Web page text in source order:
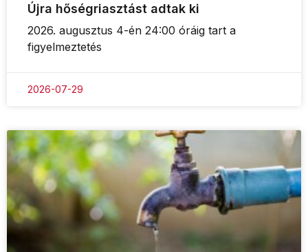
Újra hőségriasztást adtak ki
2026. augusztus 4-én 24:00 óráig tart a
figyelmeztetés
2026-07-29